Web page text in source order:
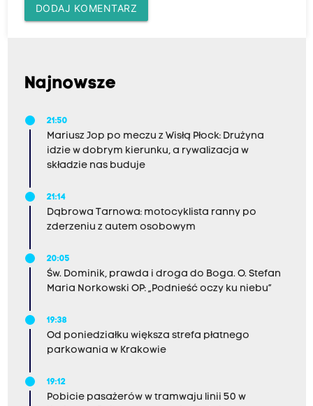
DODAJ KOMENTARZ
Najnowsze
21:50
Mariusz Jop po meczu z Wisłą Płock: Drużyna
idzie w dobrym kierunku, a rywalizacja w
składzie nas buduje
21:14
Dąbrowa Tarnowa: motocyklista ranny po
zderzeniu z autem osobowym
20:05
Św. Dominik, prawda i droga do Boga. O. Stefan
Maria Norkowski OP: „Podnieść oczy ku niebu”
19:38
Od poniedziałku większa strefa płatnego
parkowania w Krakowie
19:12
Pobicie pasażerów w tramwaju linii 50 w